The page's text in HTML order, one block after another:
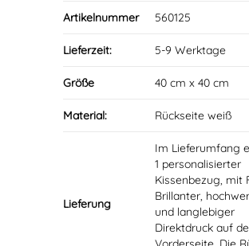
Artikelnummer 560125
Lieferzeit: 5-9 Werktage
Größe 40 cm x 40 cm
Material: Rückseite weiß
Lieferung
Im Lieferumfang
1 personalisierter
Kissenbezug, mit
Brillanter,
und langlebiger
Direktdruck auf